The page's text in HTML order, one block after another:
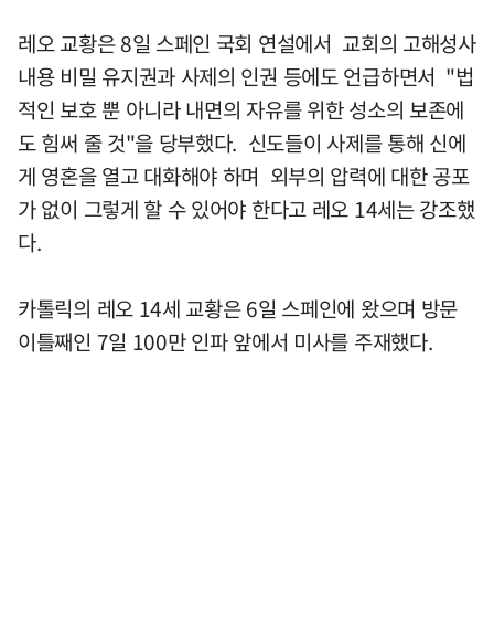
레오 교황은 8일 스페인 국회 연설에서 교회의 고해성사
내용 비밀 유지권과 사제의 인권 등에도 언급하면서 "법
적인 보호 뿐 아니라 내면의 자유를 위한 성소의 보존에
도 힘써 줄 것"을 당부했다. 신도들이 사제를 통해 신에
게 영혼을 열고 대화해야 하며 외부의 압력에 대한 공포
가 없이 그렇게 할 수 있어야 한다고 레오 14세는 강조했
다.
카톨릭의 레오 14세 교황은 6일 스페인에 왔으며 방문
이틀째인 7일 100만 인파 앞에서 미사를 주재했다.